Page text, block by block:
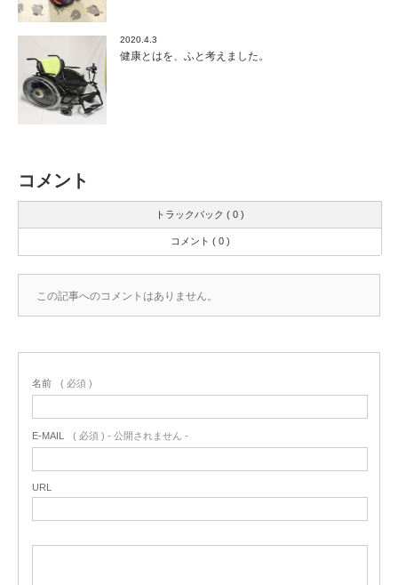
2020.4.3
健康とはを、ふと考えました。
コメント
トラックバック ( 0 )
コメント ( 0 )
この記事へのコメントはありません。
名前 ( 必須 )
E-MAIL ( 必須 ) - 公開されません -
URL